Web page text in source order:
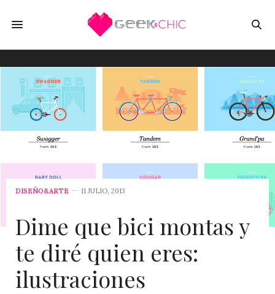
DISEÑO&ARTE 11 JULIO, 2013
Dime que bici montas y
te diré quien eres:
ilustraciones